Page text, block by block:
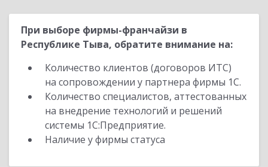
При выборе фирмы-франчайзи в
Республике Тыва, обратите внимание на:
Количество клиентов (договоров ИТС)
на сопровождении у партнера фирмы 1С.
Количество специалистов, аттестованных
на внедрение технологий и решений
системы 1С:Предприятие.
Наличие у фирмы статуса